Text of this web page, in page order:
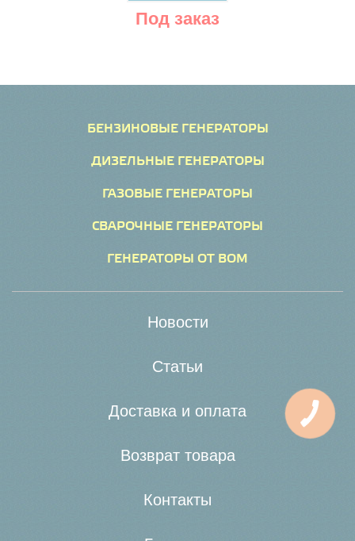
Под заказ
БЕНЗИНОВЫЕ ГЕНЕРАТОРЫ
ДИЗЕЛЬНЫЕ ГЕНЕРАТОРЫ
ГАЗОВЫЕ ГЕНЕРАТОРЫ
СВАРОЧНЫЕ ГЕНЕРАТОРЫ
ГЕНЕРАТОРЫ ОТ ВОМ
Новости
Статьи
Доставка и оплата
Возврат товара
Контакты